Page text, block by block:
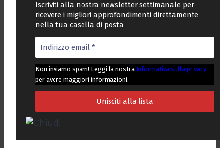
Iscriviti alla nostra newsletter settimanale per
ricevere i migliori approfondimenti direttamente
nella tua casella di posta
Non inviamo spam! Leggi la nostra Informativa sulla privacy
per avere maggiori informazioni.